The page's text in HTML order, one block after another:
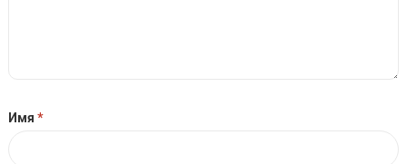
Имя *